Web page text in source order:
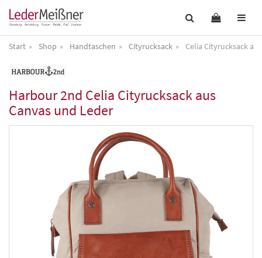
Start Shop Handtaschen Cityrucksack Celia Cityrucksack
Harbour 2nd Celia Cityrucksack aus
Canvas und Leder